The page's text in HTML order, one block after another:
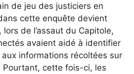
de jeu des justiciers en
cette enquête devient
lors de l’assaut du Capitole,
avaient aidé à identifier
informations récoltées sur
Pourtant, cette fois-ci, les